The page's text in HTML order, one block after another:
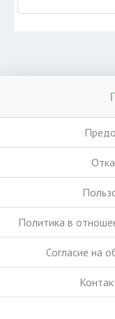
Политика в
Согласие на